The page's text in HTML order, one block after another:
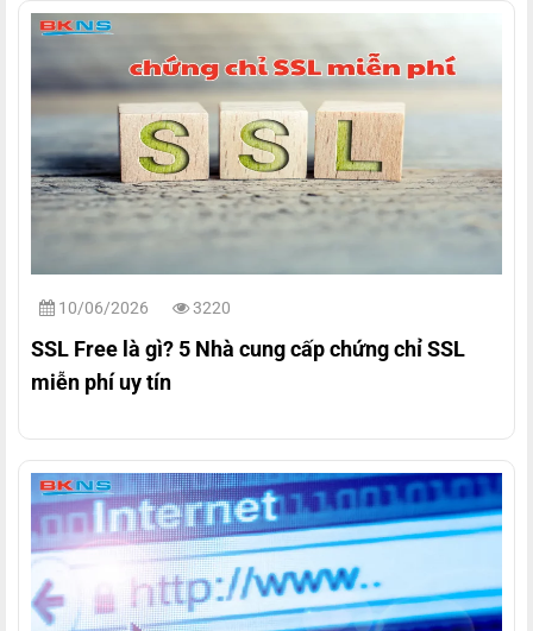
10/06/2026 3220
SSL Free là gì? 5 Nhà cung cấp chứng chỉ SSL
miễn phí uy tín